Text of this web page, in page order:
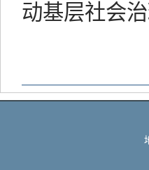
动基层社会